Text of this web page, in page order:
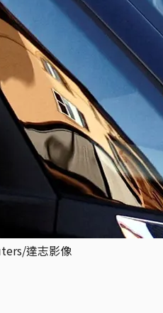
達志影像